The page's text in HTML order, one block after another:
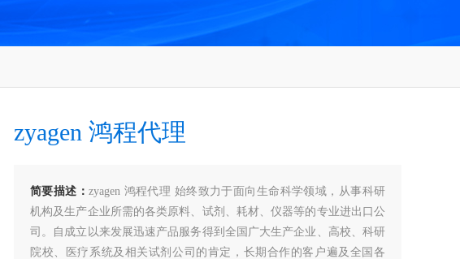
zyagen 鸿程代理
简要描述：zyagen 鸿程代理 始终致力于面向生命科学领域，从事科研
机构及生产企业所需的各类原料、试剂、耗材、仪器等的专业进出口公
司。自成立以来发展迅速产品服务得到全国广大生产企业、高校、科研
院校、医疗系统及相关试剂公司的肯定，长期合作的客户遍及全国各